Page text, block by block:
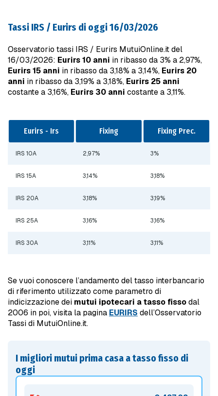
Tassi IRS / Eurirs di oggi 16/03/2026
Osservatorio tassi IRS / Eurirs MutuiOnline.it del
16/03/2026: Eurirs 10 anni in ribasso da 3% a 2,97%,
Eurirs 15 anni in ribasso da 3,18% a 3,14%, Eurirs 20
anni in ribasso da 3,19% a 3,18%, Eurirs 25 anni
costante a 3,16%, Eurirs 30 anni costante a 3,11%.
Eurirs - Irs Fixing Fixing Prec.
IRS 10A 2,97% 3%
IRS 15A 3,14% 3,18%
IRS 20A 3,18% 3,19%
IRS 25A 3,16% 3,16%
IRS 30A 3,11% 3,11%
Se vuoi conoscere l’andamento del tasso interbancario
di riferimento utilizzato come parametro di
indicizzazione dei mutui ipotecari a tasso fissodal
2006 in poi, visita la pagina EURIRS dell’Osservatorio
Tassi di MutuiOnline.it.
I migliori mutui prima casa a tasso fisso di
oggi